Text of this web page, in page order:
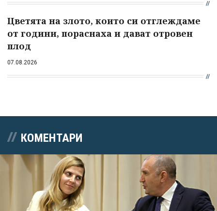
Цветята на злото, които си отглеждаме
от години, пораснаха и дават отровен
плод
07.08.2026
КОМЕНТАРИ